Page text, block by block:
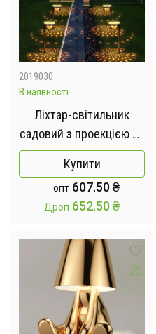
2019030
В наявності
Ліхтар-світильник
садовий з проекцією на
сонячній батареї 4 шт
Купити
опт 607.50₴
Дроп 652.50₴